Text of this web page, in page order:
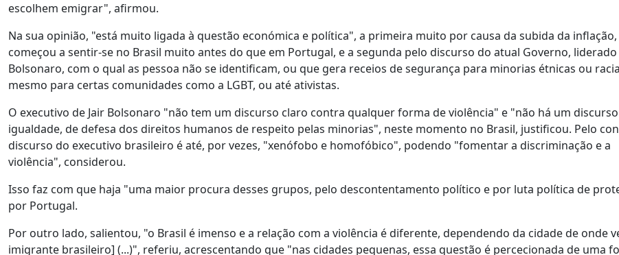
escolhem emigrar", afirmou.
Na sua opinião, "está muito ligada à questão económica e política", a primeira muito por causa da subida da
começou a sentir-se no Brasil muito antes do que em Portugal, e a segunda pelo discurso do atual Governo, liderado
Bolsonaro, com o qual as pessoa não se identificam, ou que gera receios de segurança para minorias étnicas ou
mesmo para certas comunidades como a LGBT, ou até ativistas.
O executivo de Jair Bolsonaro "não tem um discurso claro contra qualquer forma de violência" e "não há um
igualdade, de defesa dos direitos humanos de respeito pelas minorias", neste momento no Brasil, justificou. Pelo
discurso do executivo brasileiro é até, por vezes, "xenófobo e homofóbico", podendo "fomentar a discriminação e a
violência", considerou.
Isso faz com que haja "uma maior procura desses grupos, pelo descontentamento político e por luta política de
por Portugal.
Por outro lado, salientou, "o Brasil é imenso e a relação com a violência é diferente, dependendo da cidade de onde
imigrante brasileiro] (...)", referiu, acrescentando que "nas cidades pequenas, essa questão é percecionada de uma